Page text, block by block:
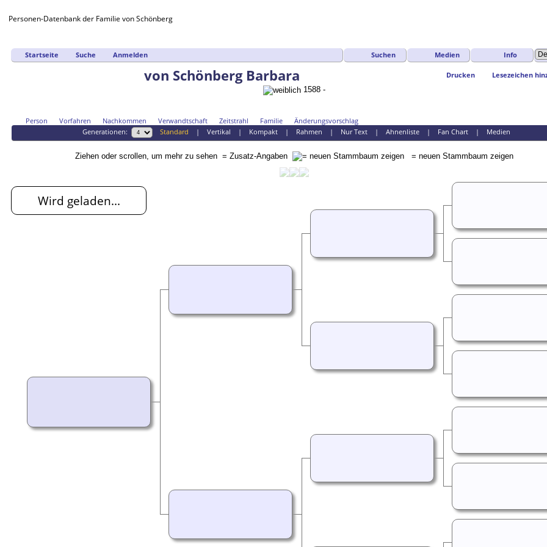
Personen-Datenbank der Familie von Schönberg
Startseite Suche Anmelden Suchen Medien Info
Drucken Lesezeichen
von Schönberg Barbara
1588 -
Person Vorfahren Nachkommen Verwandtschaft Zeitstrahl Familie
Änderungsvorschlag
Generationen:
Standard | Vertikal | Kompakt| Rahmen | Nur Text| Ahnenliste| Fan Chart| Medien
Ziehen oder scrollen, um mehr zu sehen = Zusatz-Angaben = neuen Stammbaum zeigen
Wird geladen...